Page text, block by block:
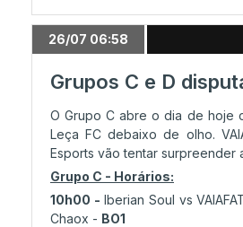
26/07 06:58
Grupos C e D
O Grupo C abre o dia de hoje
Leça FC debaixo de olho.
Esports vão tentar surpreender
Grupo C - Horários:
10h00 - Iberian Soul vs
Chaox - BO1